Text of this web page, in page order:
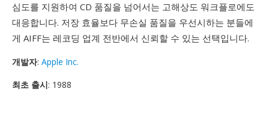
심도를 지원하여 CD 품질을 넘어서는 고해상도 워크플로에도
대응합니다. 저장 효율보다 무손실 품질을 우선시하는 분들에
게 AIFF는 레코딩 업계 전반에서 신뢰할 수 있는 선택입니다.
개발자: Apple Inc.
최초 출시: 1988